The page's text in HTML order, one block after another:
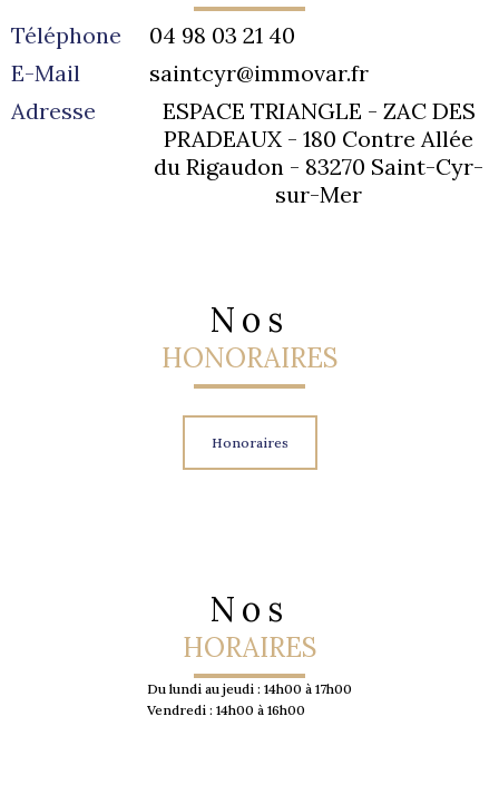
Téléphone
04 98 03 21 40
E-Mail
saintcyr@immovar.fr
Adresse
ESPACE TRIANGLE - ZAC DES
PRADEAUX - 180 Contre Allée
du Rigaudon - 83270 Saint-Cyr-
sur-Mer
Nos
HONORAIRES
Honoraires
Nos
HORAIRES
Du lundi au jeudi : 14h00 à 17h00
Vendredi : 14h00 à 16h00